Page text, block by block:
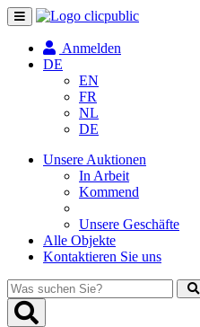
Navigation
umschalten
Anmelden
DE
EN
FR
NL
DE
Unsere Auktionen
In Arbeit
Kommend
Unsere Geschäfte
Alle Objekte
Kontaktieren Sie uns
Was
suchen
Sie?